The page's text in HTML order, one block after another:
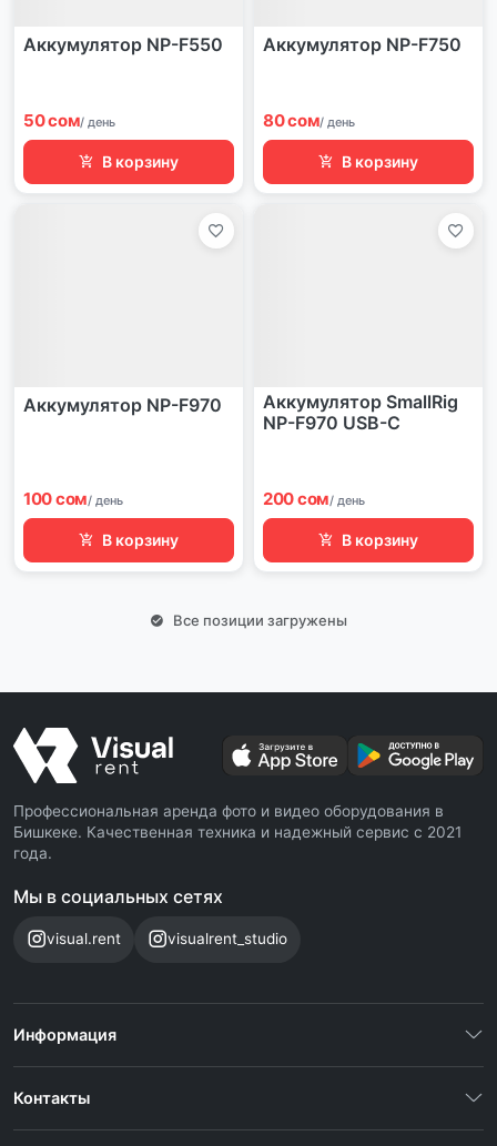
Аккумулятор NP-F550
50 сом/ день
В корзину
Аккумулятор NP-F750
80 сом/ день
В корзину
Аккумулятор NP-F970
100 сом/ день
В корзину
Аккумулятор SmallRig
NP-F970 USB-C
200 сом/ день
В корзину
Все позиции загружены
Профессиональная аренда фото и видео оборудования в
Бишкеке. Качественная техника и надежный сервис с 2021
года.
Мы в социальных сетях
visual.rent visualrent_studio
Информация
Контакты